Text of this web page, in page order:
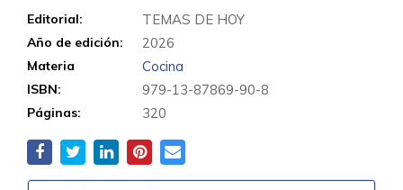
Editorial: TEMAS DE HOY
Año de edición: 2026
Materia Cocina
ISBN: 979-13-87869-90-8
Páginas: 320